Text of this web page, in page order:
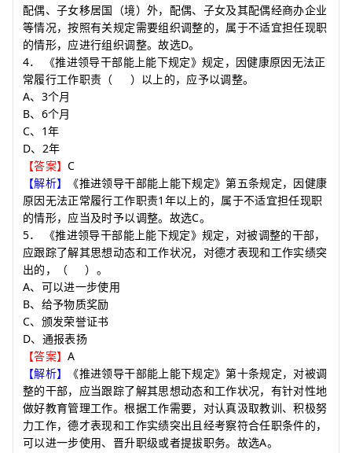
配偶、子女移居国（境）外，配偶、子女及其配偶经商办企业
等情况，按照有关规定需要组织调整的，属于不适宜担任现职
的情形，应进行组织调整。故选D。
4．
《推进领导干部能上能下规定》规定，因健康原因无法正
常履行工作职责 （ ） 以上的，应予以调整。
A、 3个月
B、 6个月
C、 1年
D、 2年
【答案】C
【解析】
《推进领导干部能上能下规定》第五条规定，因健康
原因无法正常履行工作职责1 年以上的，属于不适宜担任现职
的情形，应当及时予以调整。故选C。
5．
《推进领导干部能上能下规定》规定，对被调整的干部，
应跟踪了解其思想动态和工作状况，对德才表现和工作实绩突
出的，
（ ） 。
A、可以进一步使用
B、给予物质奖励
C、颁发荣誉证书
D、通报表扬
【答案】A
【解析】
《推进领导干部能上能下规定》第十条规定，对被调
整的干部，应当跟踪了解其思想动态和工作状况，有针对性地
做好教育管理工作。根据工作需要，对认真汲取教训、积极努
力工作，德才表现和工作实绩突出且经考察符合任职条件的，
可以进一步使用、晋升职级或者提拔职务。故选A。